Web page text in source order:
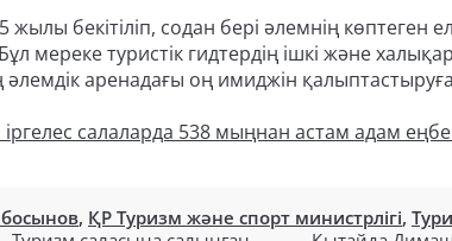
жылы бекітіліп, содан бері әлемнің көптеген
мереке туристік гидтердің ішкі және
аренадағы оң имиджін қалыптастыруға
салаларда 538 мыңнан астам адам
, ҚР Туризм және спорт министрлігі,